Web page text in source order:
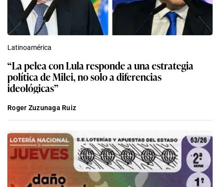
Latinoamérica
“La pelea con Lula responde a una estrategia
política de Milei, no solo a diferencias
ideológicas”
Roger Zuzunaga Ruiz